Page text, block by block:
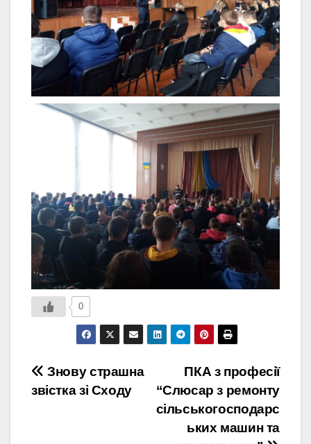
0
Навігація
ПКА з професії
“Слюсар з ремонту
сільськогосподарс
ьких машин та
Знову страшна
звістка зі Сходу